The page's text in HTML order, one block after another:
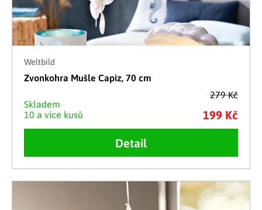
279 Kč
Weltbild
Zvonkohra Mušle Capiz, 70 cm
Skladem
10 a více kusů
199 Kč
Detail